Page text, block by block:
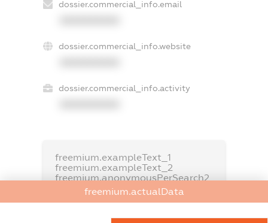
dossier.commercial_info.email
dossier.commercial_info.website
dossier.commercial_info.activity
freemium.exampleText_1
freemium.exampleText_2
freemium.anonymousPerSearch2
FREEMIUM.DETAILS
freemium.actualData